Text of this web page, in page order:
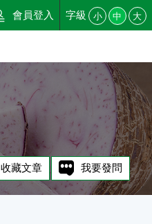
會員登入 字級 小 中 大
收藏文章 我要發問